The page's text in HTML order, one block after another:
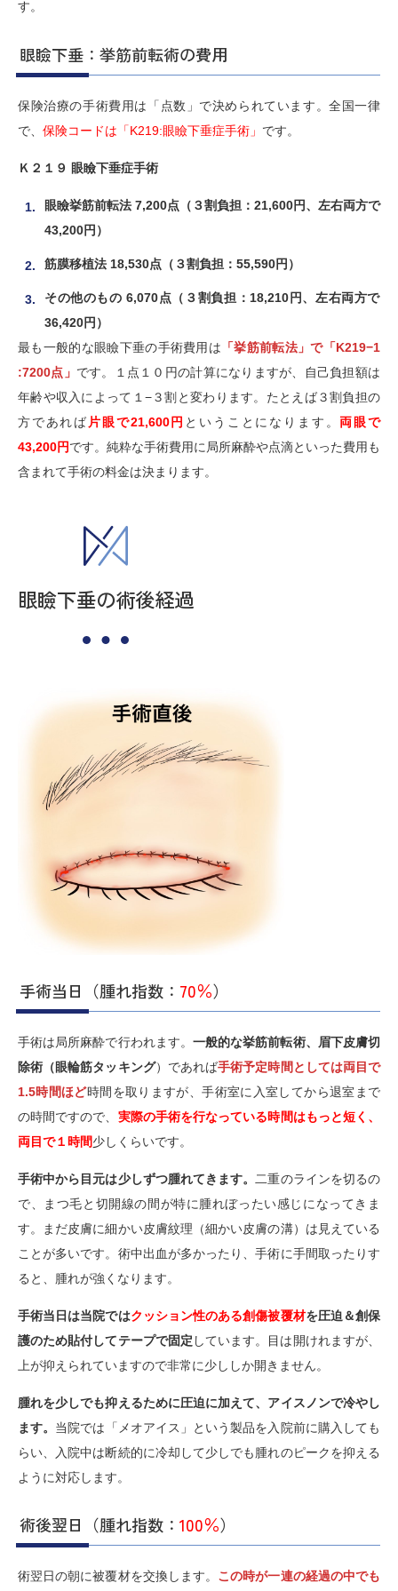
す。
眼瞼下垂：挙筋前転術の費用
保険治療の手術費用は「点数」で決められています。全国一律
で、 保険コードは「K219:眼瞼下垂症手術」 です。
Ｋ２１９ 眼瞼下垂症手術
眼瞼挙筋前転法 7,200点（３割負担：21,600円、左右両方で
43,200円）
筋膜移植法 18,530点（３割負担：55,590円）
その他のもの 6,070点（３割負担：18,210円、左右両方で
36,420円）
最も一般的な眼瞼下垂の手術費用は 「挙筋前転法」で「K219−1
:7200点」 です。１点１０円の計算になりますが、自己負担額は
年齢や収入によって１−３割と変わります。たとえば３割負担の
方であれば 片眼で21,600円 ということになります。 両眼で
43,200円です。純粋な手術費用に局所麻酔や点滴といった費用も
含まれて手術の料金は決まります。
眼瞼下垂の術後経過
手術当日（腫れ指数： 70％）
手術は局所麻酔で行われます。 一般的な挙筋前転術、眉下皮膚切
除術（眼輪筋タッキング）であれば手術予定時間としては両目で
1.5時間ほど時間を取りますが、手術室に入室してから退室まで
の時間ですので、 実際の手術を行なっている時間はもっと短く、
両目で１時間少しくらいです。
手術中から目元は少しずつ腫れてきます。
二重のラインを切るの
で、まつ毛と切開線の間が特に腫れぼったい感じになってきま
す。まだ皮膚に細かい皮膚紋理（細かい皮膚の溝）は見えている
ことが多いです。術中出血が多かったり、手術に手間取ったりす
ると、腫れが強くなります。
手術当日は当院ではクッション性のある創傷被覆材を圧迫＆創保
護のため貼付してテープで固定 しています。目は開けれますが、
上が抑えられていますので非常に少ししか開きません。
腫れを少しでも抑えるために圧迫に加えて、アイスノンで冷やし
ます。 当院では「メオアイス」という製品を入院前に購入しても
らい、入院中は断続的に冷却して少しでも腫れのピークを抑える
ように対応します。
術後翌日（腫れ指数： 100％）
術翌日の朝に被覆材を交換します。 この時が一連の経過の中でも